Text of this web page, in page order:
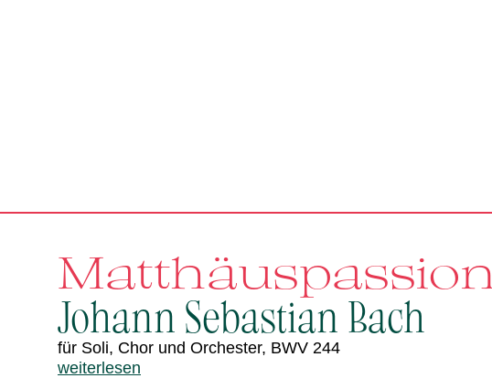
Matthäuspassion
Johann Sebastian Bach
für Soli, Chor und Orchester, BWV 244
weiterlesen